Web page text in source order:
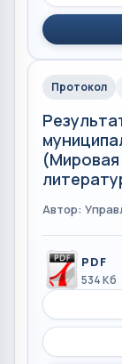
Протокол
Автор:
PDF
534 Кб